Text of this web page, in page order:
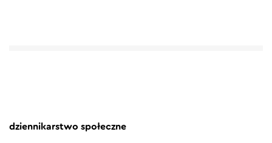
dziennikarstwo społeczne